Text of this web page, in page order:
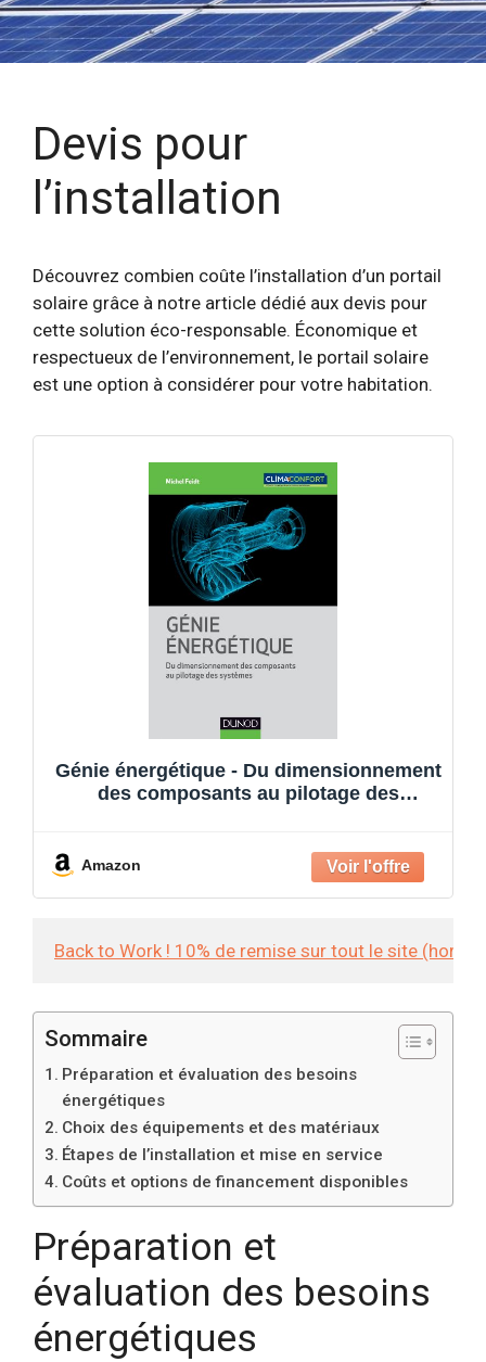
Devis pour
l’installation
Découvrez combien coûte l’installation d’un portail
solaire grâce à notre article dédié aux devis pour
cette solution éco-responsable. Économique et
respectueux de l’environnement, le portail solaire
est une option à considérer pour votre habitation.
Génie énergétique - Du dimensionnement
des composants au pilotage des
Amazon
Back to Work ! 10% de remise sur tout le site (hors
Sommaire
Préparation et évaluation des besoins
énergétiques
Choix des équipements et des matériaux
Étapes de l’installation et mise en service
Coûts et options de financement disponibles
Préparation et
évaluation des besoins
énergétiques